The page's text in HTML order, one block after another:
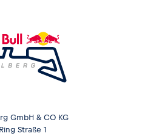
GmbH & CO KG
Straße 1